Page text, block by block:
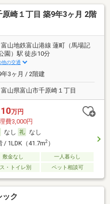
崎１丁目 築9年3ヶ月 2階
富山地鉄富山港線 蓮町（馬場記
園）駅 徒歩10分
他の交通
年3ヶ月 / 2階建
富山県富山市千原崎１丁目
万円
費3,000円
なし
なし
/ 1LDK（41.7m2）
敷金なし
一人暮らし
・トイレ別 ペット相談可
ク